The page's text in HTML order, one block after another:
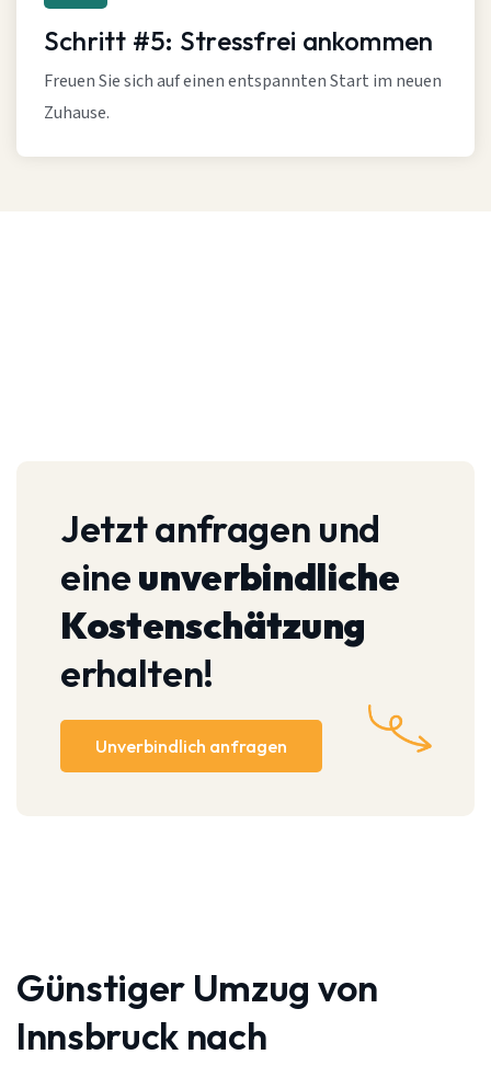
Schritt #5: Stressfrei ankommen
Freuen Sie sich auf einen entspannten Start im neuen
Zuhause.
Jetzt anfragen und
eineunverbindliche
Kostenschätzung
erhalten!
Unverbindlich anfragen
Günstiger Umzug von
Innsbruck nach